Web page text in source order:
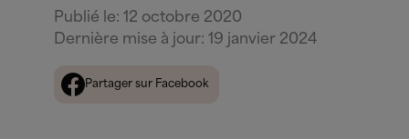
Publié le: 12 octobre 2020
Dernière mise à jour: 19 janvier 2024
Partager sur Facebook